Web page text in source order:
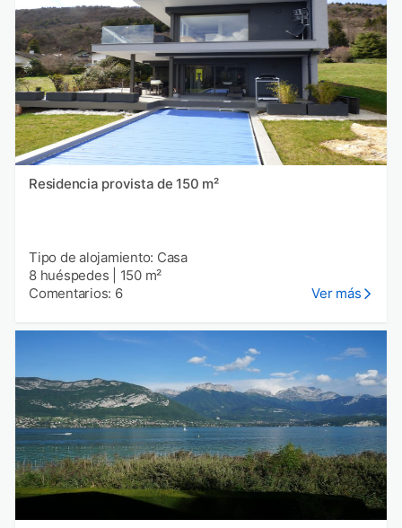
Residencia provista de 150 m²
Tipo de alojamiento: Casa
8 huéspedes
150 m²
Comentarios: 6
Ver más